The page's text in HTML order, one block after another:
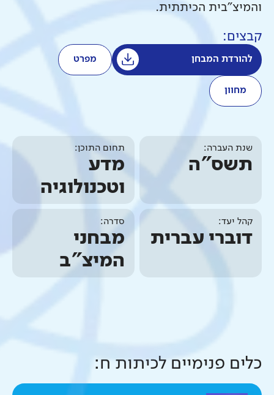
והמיצ"בית הכיתתית.
קבצים:
להורדת המבחן מפרט
מחוון
שנת העברה:
תשס"ה
תחום התוכן:
מדע
וטכנולוגיה
קהל יעד:
דוברי עברית
סדרה:
מבחני
המיצ"ב
כלים פנימיים לכיתות ח: